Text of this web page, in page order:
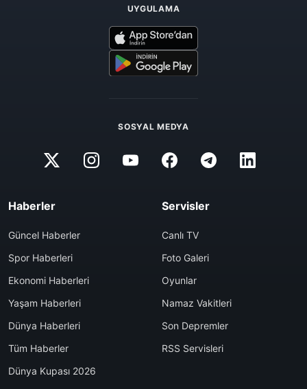
UYGULAMA
SOSYAL MEDYA
Haberler
Güncel Haberler
Spor Haberleri
Ekonomi Haberleri
Yaşam Haberleri
Dünya Haberleri
Tüm Haberler
Dünya Kupası 2026
Servisler
Canlı TV
Foto Galeri
Oyunlar
Namaz Vakitleri
Son Depremler
RSS Servisleri